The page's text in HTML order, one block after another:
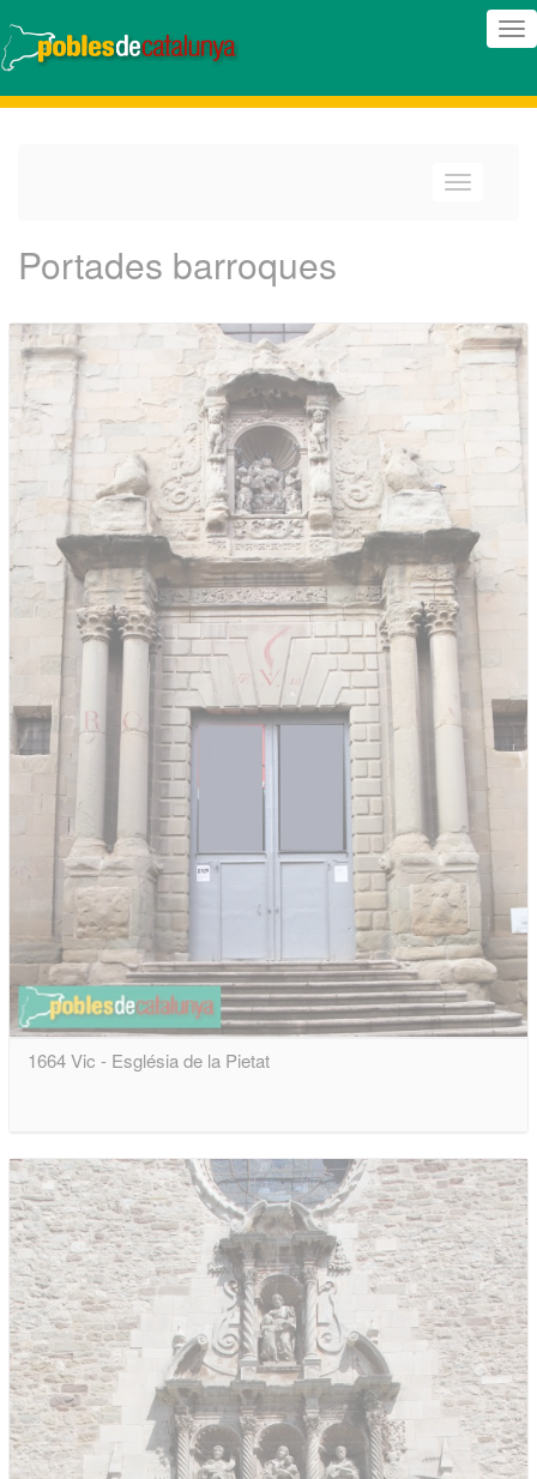
Portades barroques
1664 Vic - Església de la Pietat